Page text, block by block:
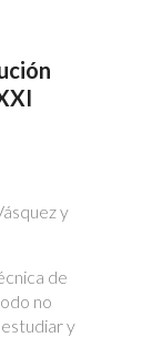
y
de
no
y